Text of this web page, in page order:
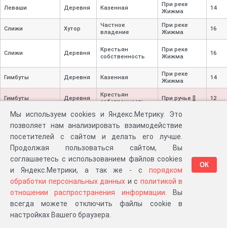
Леваши Деревня Казенная
При реке
Жижма
14
Слижи Хутор
Частное
владение
При реке
Жижма
16
Слижи Деревня
Крестьян
собственность
При реке
Жижма
16
Гимбуты Деревня Казенная
При реке
Жижма
14
Гимбуты Деревня
Крестьян
собственность
При ручье [] 12
Частное
владение
При реке
Жижма
Мершицы Деревня
Крестьян
собственность
При колодце
Юревичи Деревня
Крестьян
собственность
При колодце
Мигуны Деревня
Крестьян
собственность
безъименном
ручьей
Грабли Деревня
Крестьян
собственность
При
Мы используем cookies и Яндекс.Метрику. Это
позволяет нам анализировать взаимодействие
посетителей с сайтом и делать его лучше.
Продолжая пользоваться сайтом, Вы
соглашаетесь с использованием файлов cookies
и Яндекс.Метрики, а так же - с порядком
обработки персональных данных и с политикой в
отношении распространения информации . Вы
всегда можете отключить файлы cookie в
настройках Вашего браузера.
ОК